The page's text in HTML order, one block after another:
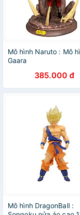
Mô hình Naruto : Mô
Gaara
385.000 đ
Mô hình DragonBall :